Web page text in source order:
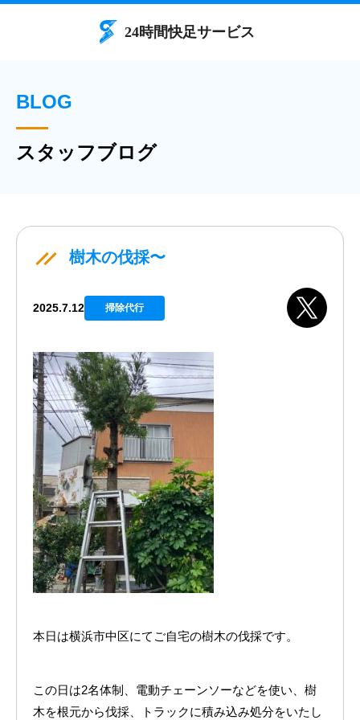
BLOG
スタッフブログ
樹木の伐採〜
2025.7.12 掃除代行
本日は横浜市中区にてご自宅の樹木の伐採です。
この日は2名体制、電動チェーンソーなどを使い、樹
木を根元から伐採、トラックに積み込み処分をいたし